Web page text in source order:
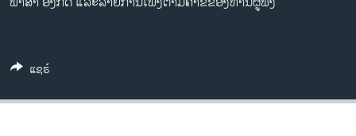
ຕິດຕາມພວກເຮົາ ທີ່
ແຊຣ໌